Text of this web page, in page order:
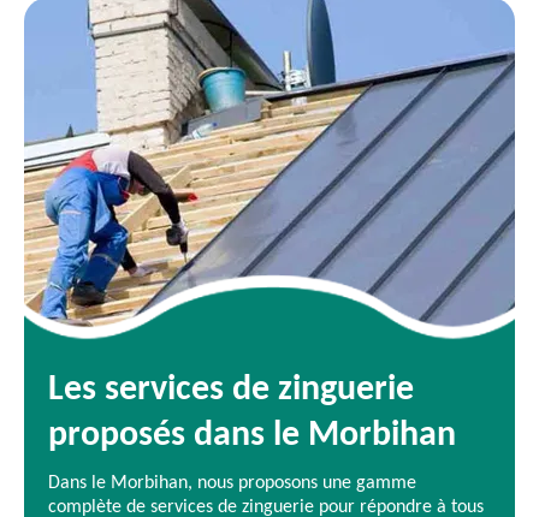
Les services de zinguerie
proposés dans le Morbihan
Dans le Morbihan, nous proposons une gamme
complète de services de zinguerie pour répondre à tous